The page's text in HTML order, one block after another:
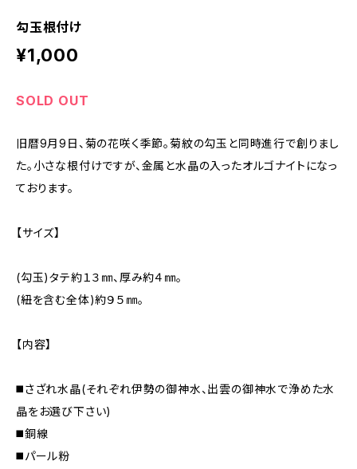
勾玉根付け
¥1,000
SOLD OUT
旧暦9月9日、菊の花咲く季節。菊紋の勾玉と同時進行で創りまし
た。小さな根付けですが、金属と水晶の入ったオルゴナイトになっ
ております。
【サイズ】
(勾玉)タテ約１３㎜、厚み約４㎜。
(紐を含む全体)約９５㎜。
【内容】
◼️さざれ水晶(それぞれ伊勢の御神水、出雲の御神水で浄めた水
晶をお選び下さい)
◼️銅線
◼️パール粉